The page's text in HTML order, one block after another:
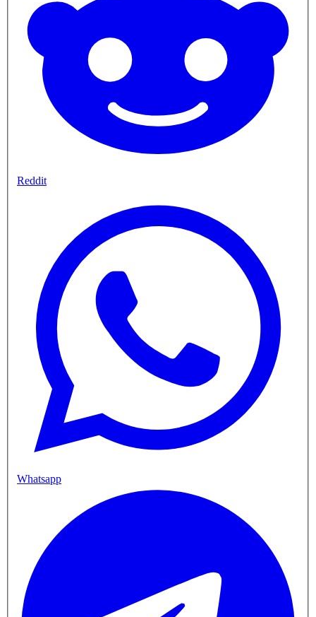
Reddit
Whatsapp